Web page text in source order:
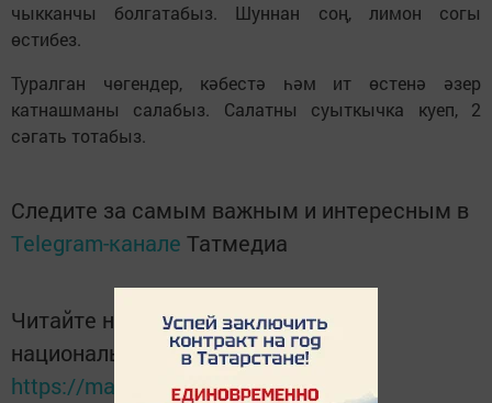
чыкканчы болгатабыз. Шуннан соң, лимон согы
өстибез.
Туралган чөгендер, кәбестә һәм ит өстенә әзер
катнашманы салабыз. Салатны суыткычка куеп, 2
сәгать тотабыз.
Следите за самым важным и интересным в
Telegram-канале Татмедиа
Читайте новости Татарстана в
национальном мессенджере MАХ:
https://max.ru/tatmedia